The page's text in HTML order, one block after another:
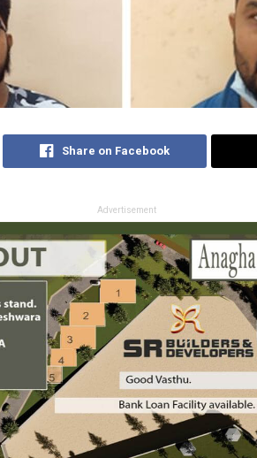
Share on Facebook
Advertisement